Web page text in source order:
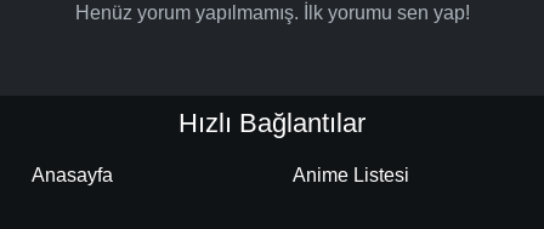
Henüz yorum yapılmamış. İlk yorumu sen yap!
Hızlı Bağlantılar
Anasayfa Anime Listesi